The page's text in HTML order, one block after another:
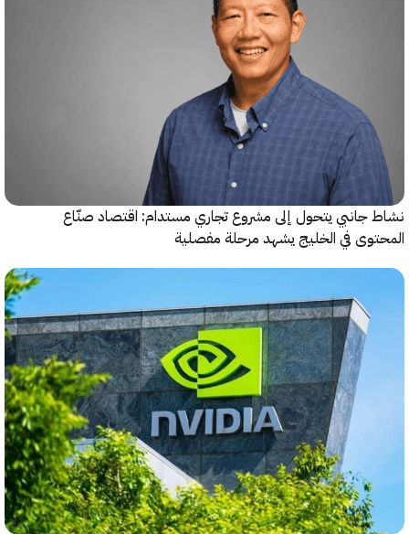
جانبي يتحول إلى مشروع تجاري مستدام: اقتصاد صنّاع
في الخليج يشهد مرحلة مفصلية